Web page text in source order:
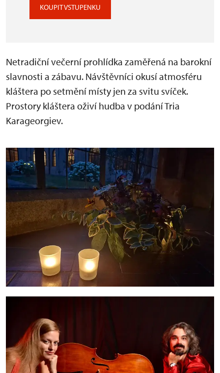
KOUPIT VSTUPENKU
Netradiční večerní prohlídka zaměřená na barokní
slavnosti a zábavu. Návštěvníci okusí atmosféru
kláštera po setmění místy jen za svitu svíček.
Prostory kláštera oživí hudba v podání Tria
Karageorgiev.